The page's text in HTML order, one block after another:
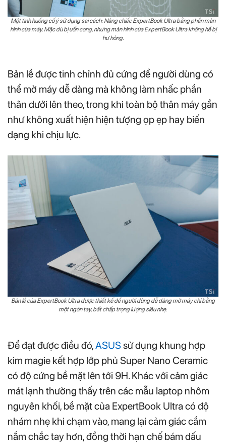
Một tình huống cố ý sử dụng sai cách: Nâng chiếc ExpertBook Ultra bằng phần màn
hình của máy. Mặc dù bị uốn cong, nhưng màn hình của ExpertBook Ultra không hề bị
hư hỏng.
Bản lề được tinh chỉnh đủ cứng để người dùng có
thể mở máy dễ dàng mà không làm nhấc phần
thân dưới lên theo, trong khi toàn bộ thân máy gần
như không xuất hiện hiện tượng ọp ẹp hay biến
dạng khi chịu lực.
Bản lề của ExpertBook Ultra được thiết kế để người dùng dễ dàng mở máy chỉ bằng
một ngón tay, bất chấp trọng lượng siêu nhẹ.
Để đạt được điều đó,ASUSsử dụng khung hợp
kim magie kết hợp lớp phủ Super Nano Ceramic
có độ cứng bề mặt lên tới 9H. Khác với cảm giác
mát lạnh thường thấy trên các mẫu laptop nhôm
nguyên khối, bề mặt của ExpertBook Ultra có độ
nhám nhẹ khi chạm vào, mang lại cảm giác cầm
nắm chắc tay hơn, đồng thời hạn chế bám dấu